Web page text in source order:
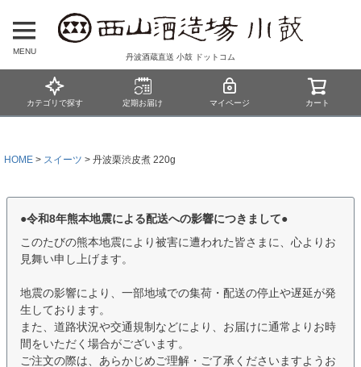
MENU
丹波酒蔵直送 小鼓 ドットコム
カテゴリで探す 定期お届け マイページ カート
HOME スイーツ 丹波栗渋皮煮 220g
●令和8年熊本地震による配送への影響につきまして●
このたびの熊本地震により被害に遭われた皆さまに、心よりお
見舞い申し上げます。
地震の影響により、一部地域での集荷・配送の停止や遅延が発
生しております。
また、道路状況や交通規制などにより、お届けに通常よりお時
間をいただく場合がございます。
ご注文の際は、あらかじめご理解・ご了承くださいますようお